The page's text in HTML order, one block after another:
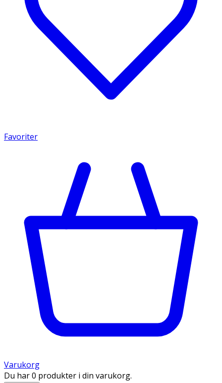
Favoriter
Varukorg
Du har 0 produkter i din varukorg.